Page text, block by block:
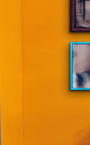
Ваш регион
Выберите из